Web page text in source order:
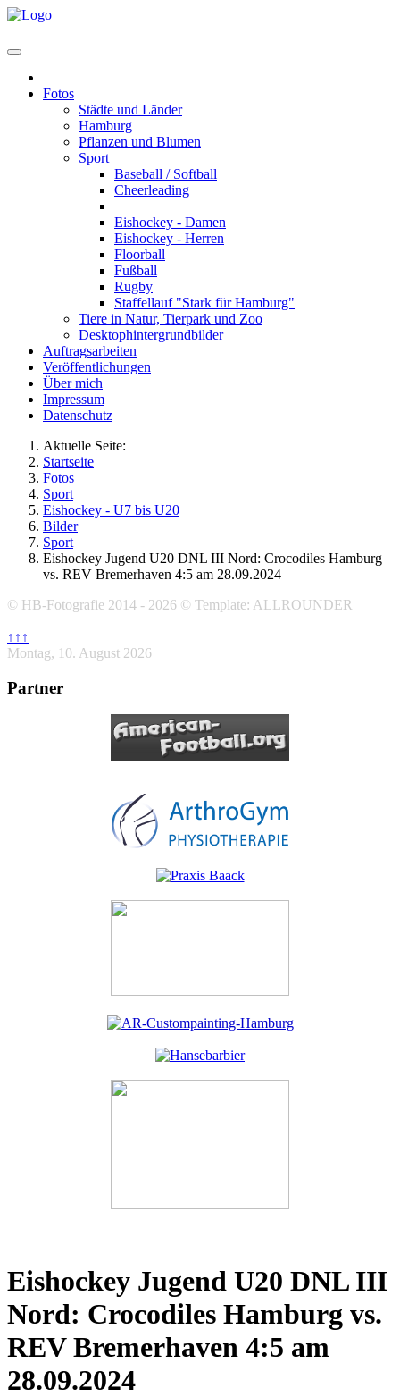
Fotos
Städte und Länder
Hamburg
Pflanzen und Blumen
Sport
Baseball / Softball
Cheerleading
Eishockey - Damen
Eishockey - Herren
Floorball
Fußball
Rugby
Staffellauf "Stark für Hamburg"
Tiere in Natur, Tierpark und Zoo
Desktophintergrundbilder
Auftragsarbeiten
Veröffentlichungen
Über mich
Impressum
Datenschutz
Aktuelle Seite:
Startseite
Fotos
Sport
Eishockey - U7 bis U20
Bilder
Sport
Eishockey Jugend U20 DNL III Nord: Crocodiles Hamburg
vs. REV Bremerhaven 4:5 am 28.09.2024
© HB-Fotografie 2014 - 2026 © Template: ALLROUNDER
↑↑↑
Montag, 10. August 2026
Partner
Eishockey Jugend U20 DNL III
Nord: Crocodiles Hamburg vs.
REV Bremerhaven 4:5 am
28.09.2024